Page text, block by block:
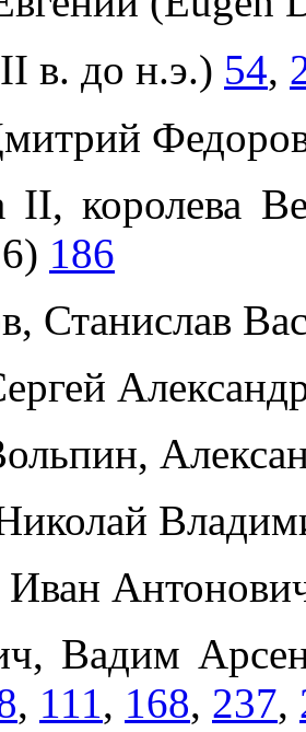
в. до н.э.) 54,
II, королева
186
Станислав
Вадим
, 111, 168, 237,